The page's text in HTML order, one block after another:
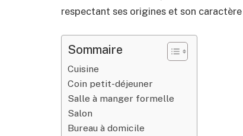
respectant ses origines et son
Sommaire
Cuisine
Coin petit-déjeuner
Salle à manger formelle
Salon
Bureau à domicile